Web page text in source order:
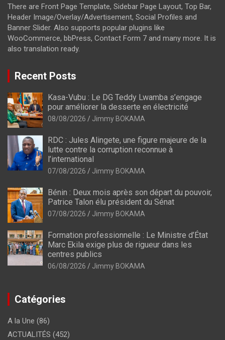
There are Front Page Template, Sidebar Page Layout, Top Bar,
Header Image/Overlay/Advertisement, Social Profiles and
Banner Slider. Also supports popular plugins like
WooCommerce, bbPress, Contact Form 7 and many more. It is
also translation ready.
Recent Posts
Kasa-Vubu : Le DG Teddy Lwamba s’engage
pour améliorer la desserte en électricité
08/08/2026 Jimmy BOKAMA
RDC : Jules Alingete, une figure majeure de la
lutte contre la corruption reconnue à
l’international
07/08/2026 Jimmy BOKAMA
Bénin : Deux mois après son départ du pouvoir,
Patrice Talon élu président du Sénat
07/08/2026 Jimmy BOKAMA
Formation professionnelle : Le Ministre d’État
Marc Ekila exige plus de rigueur dans les
centres publics
06/08/2026 Jimmy BOKAMA
Catégories
A la Une (86)
ACTUALITÉS (452)